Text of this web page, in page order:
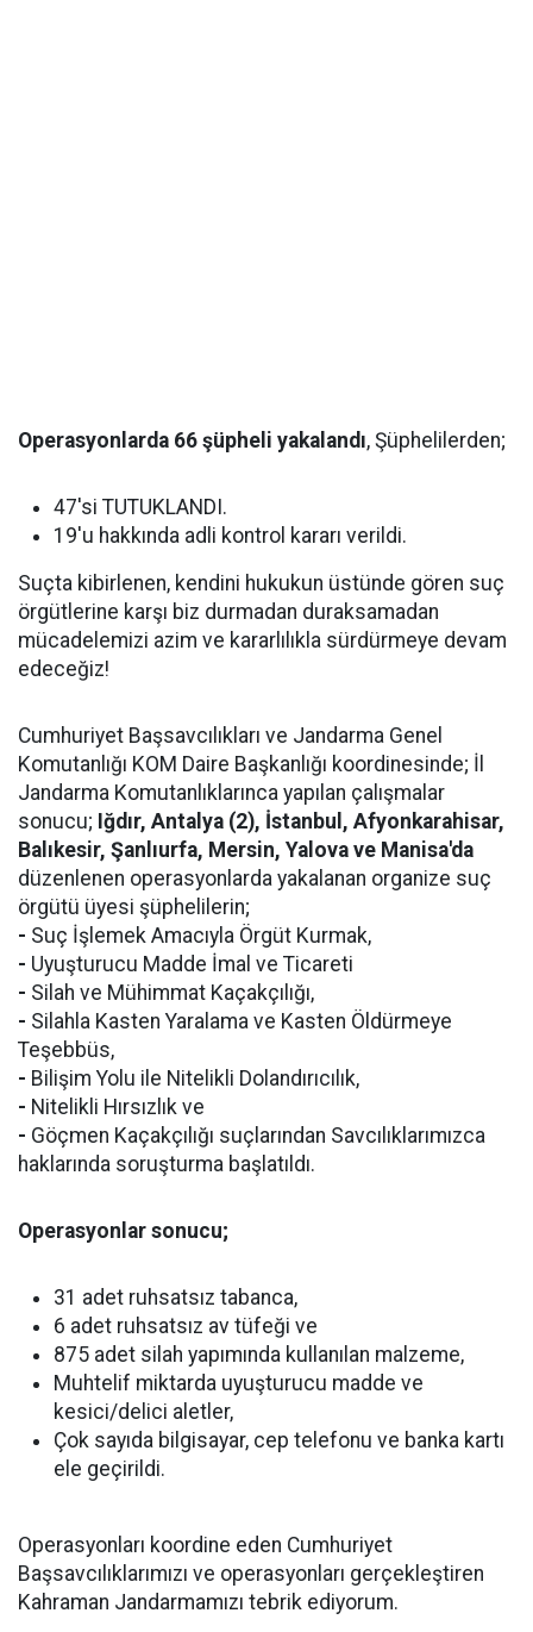
Operasyonlarda 66 şüpheli yakalandı, Şüphelilerden;
47'si TUTUKLANDI.
19'u hakkında adli kontrol kararı verildi.
Suçta kibirlenen, kendini hukukun üstünde gören suç
örgütlerine karşı biz durmadan duraksamadan
mücadelemizi azim ve kararlılıkla sürdürmeye devam
edeceğiz!
Cumhuriyet Başsavcılıkları ve Jandarma Genel
Komutanlığı KOM Daire Başkanlığı koordinesinde; İl
Jandarma Komutanlıklarınca yapılan çalışmalar
sonucu; Iğdır, Antalya (2), İstanbul, Afyonkarahisar,
Balıkesir, Şanlıurfa, Mersin, Yalova ve Manisa'da
düzenlenen operasyonlarda yakalanan organize suç
örgütü üyesi şüphelilerin;
- Suç İşlemek Amacıyla Örgüt Kurmak,
- Uyuşturucu Madde İmal ve Ticareti
- Silah ve Mühimmat Kaçakçılığı,
- Silahla Kasten Yaralama ve Kasten Öldürmeye
Teşebbüs,
- Bilişim Yolu ile Nitelikli Dolandırıcılık,
- Nitelikli Hırsızlık ve
- Göçmen Kaçakçılığı suçlarından Savcılıklarımızca
haklarında soruşturma başlatıldı.
Operasyonlar sonucu;
31 adet ruhsatsız tabanca,
6 adet ruhsatsız av tüfeği ve
875 adet silah yapımında kullanılan malzeme,
Muhtelif miktarda uyuşturucu madde ve
kesici/delici aletler,
Çok sayıda bilgisayar, cep telefonu ve banka kartı
ele geçirildi.
Operasyonları koordine eden Cumhuriyet
Başsavcılıklarımızı ve operasyonları gerçekleştiren
Kahraman Jandarmamızı tebrik ediyorum.